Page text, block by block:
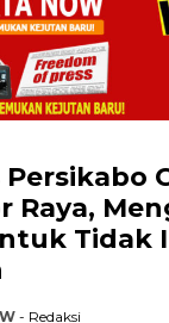
Raya,
Tidak
- Redaksi